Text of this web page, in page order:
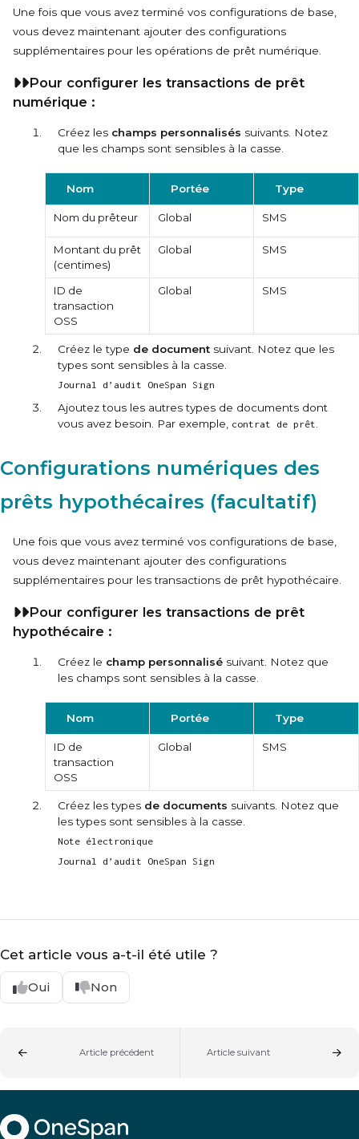
Une fois que vous avez terminé vos configurations de base,
vous devez maintenant ajouter des configurations
supplémentaires pour les opérations de prêt numérique.
Pour configurer les transactions de prêt
numérique :
Créez les champs personnalisés suivants. Notez
que les champs sont sensibles à la casse.
Nom Portée Type
Nom du prêteur Global SMS
Montant du prêt
(centimes)
Global SMS
ID de
transaction
OSS
Global SMS
Créez le type de document suivant. Notez que les
types sont sensibles à la casse.
Journal d’audit OneSpan Sign
Ajoutez tous les autres types de documents dont
vous avez besoin. Par exemple, contrat de prêt
Configurations numériques des
prêts hypothécaires (facultatif)
Une fois que vous avez terminé vos configurations de base,
vous devez maintenant ajouter des configurations
supplémentaires pour les transactions de prêt hypothécaire.
Pour configurer les transactions de prêt
hypothécaire :
Créez le champ personnalisé suivant. Notez que
les champs sont sensibles à la casse.
Nom Portée Type
ID de
transaction
OSS
Global SMS
Créez les types de documents suivants. Notez que
les types sont sensibles à la casse.
Note électronique
Journal d’audit OneSpan Sign
Cet article vous a-t-il été utile ?
Oui Non
Article précédent Article suivant